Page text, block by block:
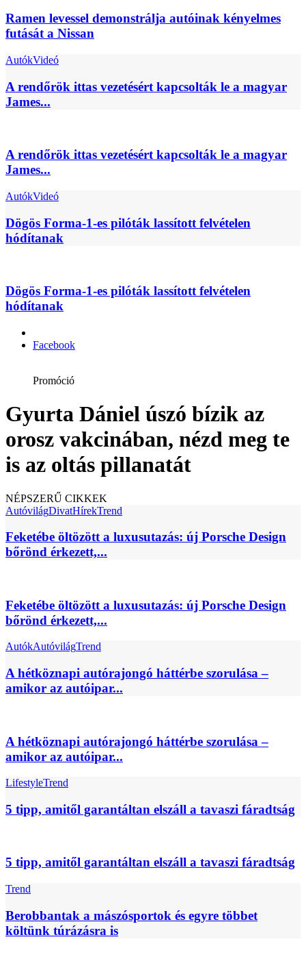
Ramen levessel demonstrálja autóinak kényelmes
futását a Nissan
AutókVideó
A rendőrök ittas vezetésért kapcsolták le a magyar
James...
A rendőrök ittas vezetésért kapcsolták le a magyar
James...
AutókVideó
Dögös Forma-1-es pilóták lassított felvételen
hódítanak
Dögös Forma-1-es pilóták lassított felvételen
hódítanak
Facebook
Promóció
Gyurta Dániel úszó bízik az
orosz vakcinában, nézd meg te
is az oltás pillanatát
NÉPSZERŰ CIKKEK
AutóvilágDivatHírekTrend
Feketébe öltözött a luxusutazás: új Porsche Design
bőrönd érkezett,...
Feketébe öltözött a luxusutazás: új Porsche Design
bőrönd érkezett,...
AutókAutóvilágTrend
A hétköznapi autórajongó háttérbe szorulása –
amikor az autóipar...
A hétköznapi autórajongó háttérbe szorulása –
amikor az autóipar...
LifestyleTrend
5 tipp, amitől garantáltan elszáll a tavaszi fáradtság
5 tipp, amitől garantáltan elszáll a tavaszi fáradtság
Trend
Berobbantak a mászósportok és egyre többet
költünk túrázásra is